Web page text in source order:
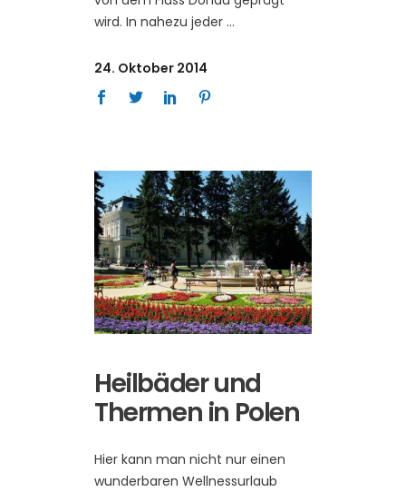
wird. In nahezu jeder
24. Oktober 2014
Heilbäder und
Thermen in Polen
Hier kann man nicht nur einen
wunderbaren Wellnessurlaub